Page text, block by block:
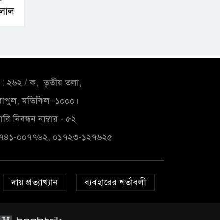
২৬২ / ক, তৃতীয় তলা,
মতিঝিল -১০০০।
নিবন্ধন নাম্বার - ৫২
০০৭৭৬২, ০১৭২৩-১২৭৬২৫
দায় প্রত্যাখ্যান ব্যবহারের শর্তাবলী